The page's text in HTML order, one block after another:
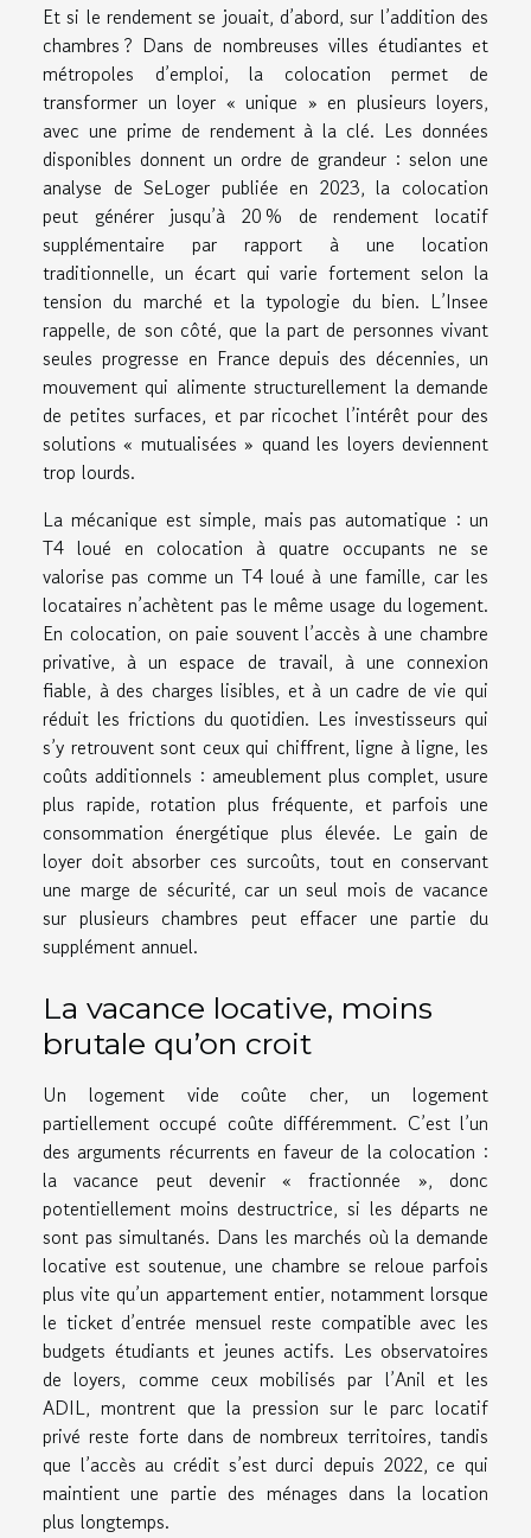
Et si le rendement se jouait, d’abord, sur l’addition des
chambres ? Dans de nombreuses villes étudiantes et
métropoles d’emploi, la colocation permet de
transformer un loyer « unique » en plusieurs loyers,
avec une prime de rendement à la clé. Les données
disponibles donnent un ordre de grandeur : selon une
analyse de SeLoger publiée en 2023, la colocation
peut générer jusqu’à 20 % de rendement locatif
supplémentaire par rapport à une location
traditionnelle, un écart qui varie fortement selon la
tension du marché et la typologie du bien. L’Insee
rappelle, de son côté, que la part de personnes vivant
seules progresse en France depuis des décennies, un
mouvement qui alimente structurellement la demande
de petites surfaces, et par ricochet l’intérêt pour des
solutions « mutualisées » quand les loyers deviennent
trop lourds.
La mécanique est simple, mais pas automatique : un
T4 loué en colocation à quatre occupants ne se
valorise pas comme un T4 loué à une famille, car les
locataires n’achètent pas le même usage du logement.
En colocation, on paie souvent l’accès à une chambre
privative, à un espace de travail, à une connexion
fiable, à des charges lisibles, et à un cadre de vie qui
réduit les frictions du quotidien. Les investisseurs qui
s’y retrouvent sont ceux qui chiffrent, ligne à ligne, les
coûts additionnels : ameublement plus complet, usure
plus rapide, rotation plus fréquente, et parfois une
consommation énergétique plus élevée. Le gain de
loyer doit absorber ces surcoûts, tout en conservant
une marge de sécurité, car un seul mois de vacance
sur plusieurs chambres peut effacer une partie du
supplément annuel.
La vacance locative, moins
brutale qu’on croit
Un logement vide coûte cher, un logement
partiellement occupé coûte différemment. C’est l’un
des arguments récurrents en faveur de la colocation :
la vacance peut devenir « fractionnée », donc
potentiellement moins destructrice, si les départs ne
sont pas simultanés. Dans les marchés où la demande
locative est soutenue, une chambre se reloue parfois
plus vite qu’un appartement entier, notamment lorsque
le ticket d’entrée mensuel reste compatible avec les
budgets étudiants et jeunes actifs. Les observatoires
de loyers, comme ceux mobilisés par l’Anil et les
ADIL, montrent que la pression sur le parc locatif
privé reste forte dans de nombreux territoires, tandis
que l’accès au crédit s’est durci depuis 2022, ce qui
maintient une partie des ménages dans la location
plus longtemps.